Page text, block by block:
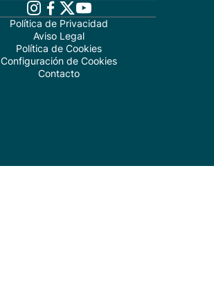
Política de Privacidad
Aviso Legal
Política de Cookies
Configuración de Cookies
Contacto